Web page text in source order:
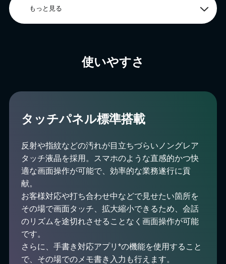
もっと見る
使いやすさ
タッチパネル標準搭載
反射や指紋などの汚れが目立ちづらいノングレア
タッチ液晶を採用。スマホのような直感的かつ快
適な画面操作が可能で、効率的な業務遂行に貢
献。
お客様対応や打ち合わせ中などで見せたい箇所を
その場で画面タッチ、拡大縮小できるため、会話
のリズムを途切れさせることなく画面操作が可能
です。
さらに、手書き対応アプリ*の機能を使用すること
で、その場でのメモ書き入力も行えます。